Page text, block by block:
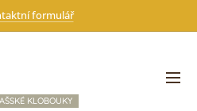
formulář
KLOBOUKY